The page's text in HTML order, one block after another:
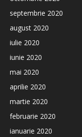
septembrie 2020
august 2020
iulie 2020
iunie 2020
mai 2020
aprilie 2020
martie 2020
februarie 2020
ianuarie 2020